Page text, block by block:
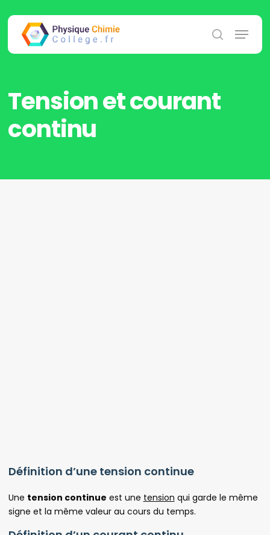
to
content
search
Menu
Tension et courant
continu
Définition d’une tension continue
Une tension continue est une tension qui garde le même
signe et la même valeur au cours du temps.